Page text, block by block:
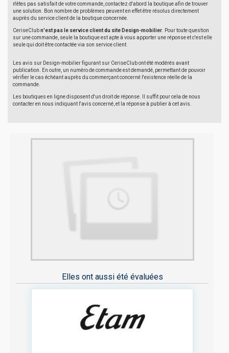
n'êtes pas satisfait de votre commande, contactez d'abord la boutique afin de trouver
une solution. Bon nombre de problèmes peuvent en effet être résolus directement
auprès du service client de la boutique concernée.
CeriseClubn'est pas le service client du site Design-mobilier . Pour toute question
sur une commande, seule la boutique est apte à vous apporter une réponse et c'est elle
seule qui doit être contactée via son service client.
Les avis sur Design-mobilier figurant sur CeriseClub ont été modérés avant
publication. En outre, un numéro de commande est demandé, permettant de pouvoir
vérifier le cas échéant auprès du commerçant concerné l'existence réelle de la
commande.
Les boutiques en ligne disposent d'un droit de réponse. Il suffit pour cela de nous
contacter en nous indiquant l'avis concerné, et la réponse à publier à cet avis.
Elles ont aussi été évaluées